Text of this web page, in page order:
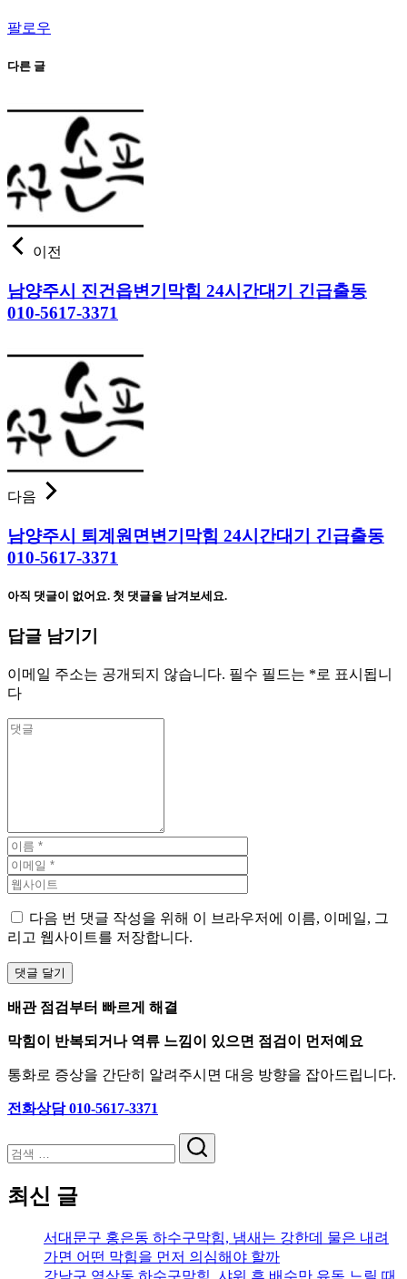
팔로우
다른 글
이전
남양주시 진건읍변기막힘 24시간대기 긴급출동
010-5617-3371
다음
남양주시 퇴계원면변기막힘 24시간대기 긴급출동
010-5617-3371
아직 댓글이 없어요. 첫 댓글을 남겨보세요.
답글 남기기
이메일 주소는 공개되지 않습니다. 필수 필드는 *로 표시됩니
다
다음 번 댓글 작성을 위해 이 브라우저에 이름, 이메일, 그
리고 웹사이트를 저장합니다.
배관 점검부터 빠르게 해결
막힘이 반복되거나 역류 느낌이 있으면 점검이 먼저예요
통화로 증상을 간단히 알려주시면 대응 방향을 잡아드립니다.
전화상담 010-5617-3371
검
최신 글
서대문구 홍은동 하수구막힘, 냄새는 강한데 물은 내려
가면 어떤 막힘을 먼저 의심해야 할까
강남구 역삼동 하수구막힘, 샤워 후 배수만 유독 느릴 때